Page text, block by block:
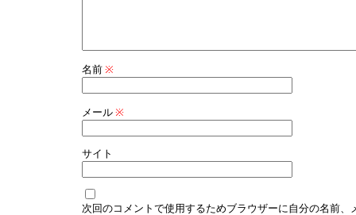
名前 ※
メール ※
サイト
次回のコメントで使用するためブラウザーに自分の名前、